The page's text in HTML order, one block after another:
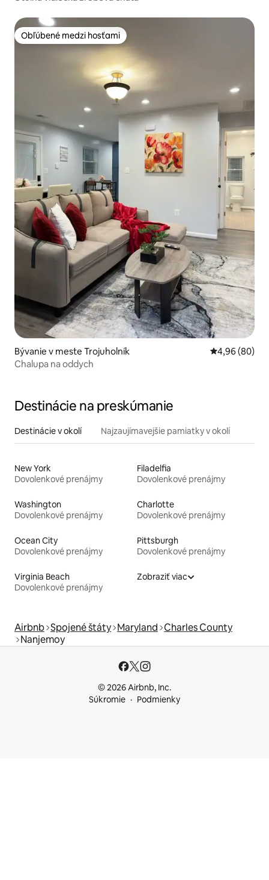
Obľúbené medzi hosťami
Obľúbené medzi hosťami
Bývanie v meste Trojuholník Priemerné
4,96 (80)
Chalupa na oddych
Destinácie na preskúmanie
Destinácie v okolí Najzaujímavejšie pamiatky v okolí
New York
Dovolenkové prenájmy
Filadelfia
Dovolenkové prenájmy
Washington
Dovolenkové prenájmy
Charlotte
Dovolenkové prenájmy
Ocean City
Dovolenkové prenájmy
Pittsburgh
Dovolenkové prenájmy
Virginia Beach
Dovolenkové prenájmy
Zobraziť viac
Airbnb Spojené štáty Maryland Charles County
Nanjemoy
© 2026 Airbnb, Inc.
Súkromie
Podmienky